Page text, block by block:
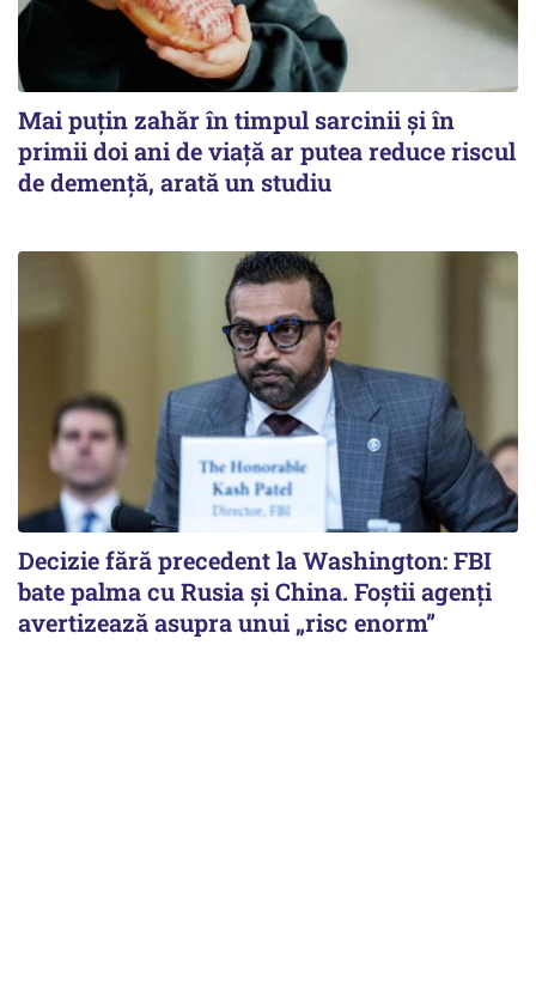
Mai puțin zahăr în timpul sarcinii și în
primii doi ani de viață ar putea reduce riscul
de demență, arată un studiu
Decizie fără precedent la Washington: FBI
bate palma cu Rusia și China. Foștii agenți
avertizează asupra unui „risc enorm”